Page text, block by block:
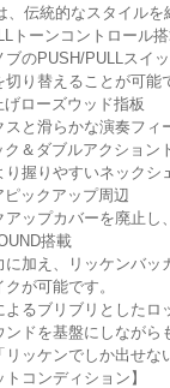
、伝統的なスタイル
トーンコントロール
ブのPUSH/PULLスイ
切り替えることが可能
ローズウッド指板
スと滑らかな演奏フィ
＆ダブルアクション
り握りやすいネック
ックアップ周辺
アップカバーを廃止
搭載
に加え、リッケンバ
が可能です。
よるブリブリとした
ンドを基盤にしなが
リッケンでしか出せ
トコンディション】